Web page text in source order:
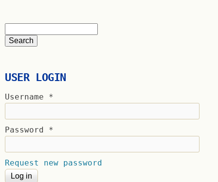
USER LOGIN
Username *
Password *
Request new password